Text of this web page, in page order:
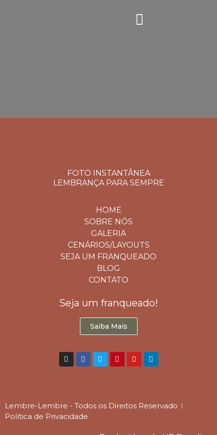
FOTO INSTANTÂNEA
LEMBRANÇA PARA SEMPRE
HOME
SOBRE NÓS
GALERIA
CENÁRIOS/LAYOUTS
SEJA UM FRANQUEADO
BLOG
CONTATO
Seja um franqueado!
Saiba Mais
Lembre-Lembre - Todos os Direitos Reservado
Política de Privacidade